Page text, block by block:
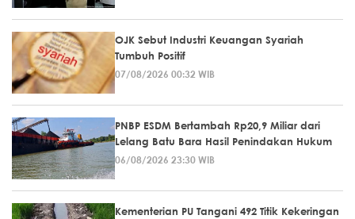
OJK Sebut Industri Keuangan Syariah
Tumbuh Positif
07/08/2026 00:32 WIB
PNBP ESDM Bertambah Rp20,9 Miliar dari
Lelang Batu Bara Hasil Penindakan Hukum
06/08/2026 23:30 WIB
Kementerian PU Tangani 492 Titik Kekeringan